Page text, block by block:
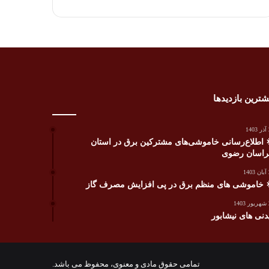
بازدیدها
اطلاع‌رسانی خاموشی‌های مشترکین برق در استان
رضوی
خاموشی های منظم برق در پی افزایش مصرف گاز
های نیشابور
تمامی حقوق مادی و معنوی، محفوظ می باشد.